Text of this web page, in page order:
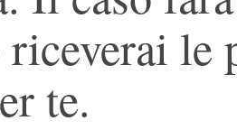
riceverai le
te.